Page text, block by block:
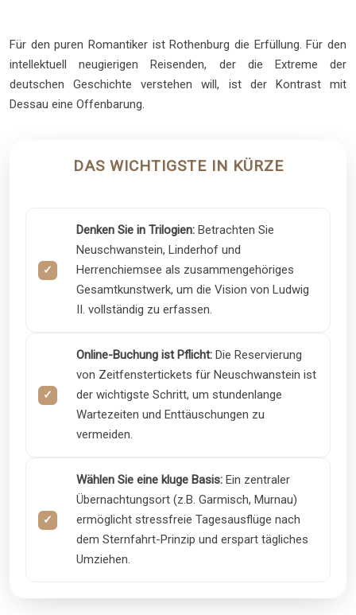
Für den puren Romantiker ist Rothenburg die Erfüllung. Für den
intellektuell neugierigen Reisenden, der die Extreme der
deutschen Geschichte verstehen will, ist der Kontrast mit
Dessau eine Offenbarung.
DAS WICHTIGSTE IN KÜRZE
Denken Sie in Trilogien: Betrachten Sie
Neuschwanstein, Linderhof und
Herrenchiemsee als zusammengehöriges
Gesamtkunstwerk, um die Vision von Ludwig
II. vollständig zu erfassen.
Online-Buchung ist Pflicht: Die Reservierung
von Zeitfenstertickets für Neuschwanstein ist
der wichtigste Schritt, um stundenlange
Wartezeiten und Enttäuschungen zu
vermeiden.
Wählen Sie eine kluge Basis: Ein zentraler
Übernachtungsort (z.B. Garmisch, Murnau)
ermöglicht stressfreie Tagesausflüge nach
dem Sternfahrt-Prinzip und erspart tägliches
Umziehen.